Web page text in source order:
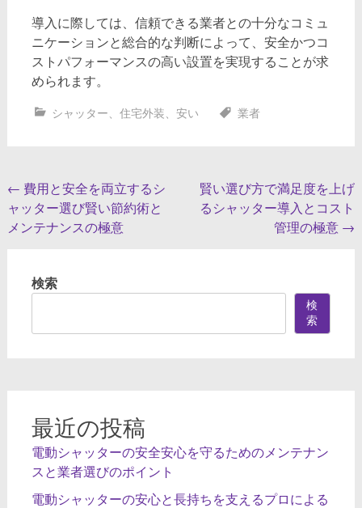
導入に際しては、信頼できる業者との十分なコミュ
ニケーションと総合的な判断によって、安全かつコ
ストパフォーマンスの高い設置を実現することが求
められます。
シャッター、 住宅外装、 安い 業者
投
稿
← 費用と安全を両立するシ
ャッター選び賢い節約術と
メンテナンスの極意
賢い選び方で満足度を上げ
るシャッター導入とコスト
管理の極意 →
検索
検
索
最近の投稿
電動シャッターの安全安心を守るためのメンテナン
スと業者選びのポイント
電動シャッターの安心と長持ちを支えるプロによる